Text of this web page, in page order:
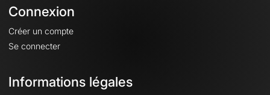
Connexion
Créer un compte
Se connecter
Informations légales